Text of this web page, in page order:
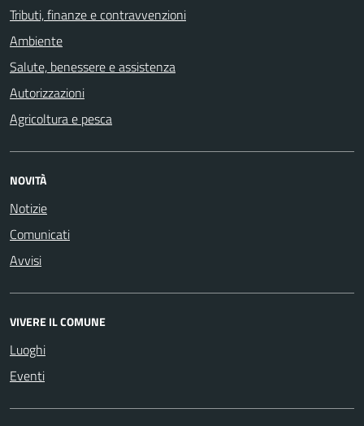
Tributi, finanze e contravvenzioni
Ambiente
Salute, benessere e assistenza
Autorizzazioni
Agricoltura e pesca
NOVITÀ
Notizie
Comunicati
Avvisi
VIVERE IL COMUNE
Luoghi
Eventi